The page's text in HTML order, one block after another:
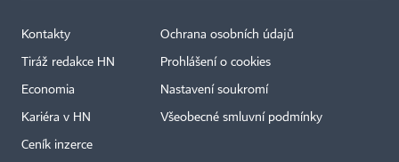
Kontakty
Tiráž redakce HN
Economia
Kariéra v HN
Ceník inzerce
Ochrana osobních údajů
Prohlášení o cookies
Nastavení soukromí
Všeobecné smluvní podmínky